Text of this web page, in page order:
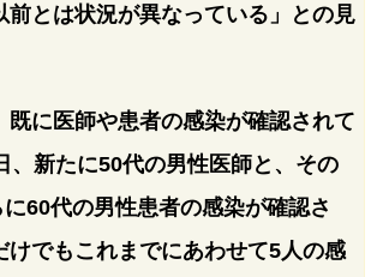
前とは状況が異なっている」との見
既に医師や患者の感染が確認されて
、新たに50代の男性医師と、その
60代の男性患者の感染が確認さ
けでもこれまでにあわせて5人の感